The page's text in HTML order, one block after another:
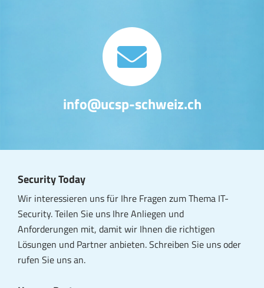
info@ucsp-schweiz.ch
Security Today
Wir interessieren uns für Ihre Fragen zum Thema IT-
Security. Teilen Sie uns IhreAnliegen und
Anforderungen mit, damit wir Ihnen die richtigen
Lösungen und Partner anbieten. Schreiben Sie uns oder
rufen Sie uns an.